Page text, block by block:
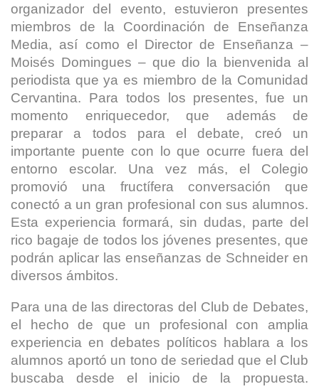
organizador del evento, estuvieron presentes
miembros de la Coordinación de Enseñanza
Media, así como el Director de Enseñanza –
Moisés Domingues – que dio la bienvenida al
periodista que ya es miembro de la Comunidad
Cervantina. Para todos los presentes, fue un
momento enriquecedor, que además de
preparar a todos para el debate, creó un
importante puente con lo que ocurre fuera del
entorno escolar. Una vez más, el Colegio
promovió una fructífera conversación que
conectó a un gran profesional con sus alumnos.
Esta experiencia formará, sin dudas, parte del
rico bagaje de todos los jóvenes presentes, que
podrán aplicar las enseñanzas de Schneider en
diversos ámbitos.
Para una de las directoras del Club de Debates,
el hecho de que un profesional con amplia
experiencia en debates políticos hablara a los
alumnos aportó un tono de seriedad que el Club
buscaba desde el inicio de la propuesta.